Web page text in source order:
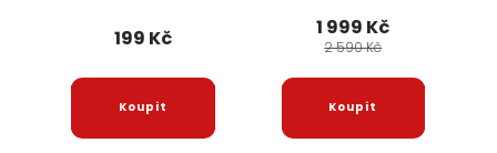
199 Kč 1 999 Kč
2 590 Kč